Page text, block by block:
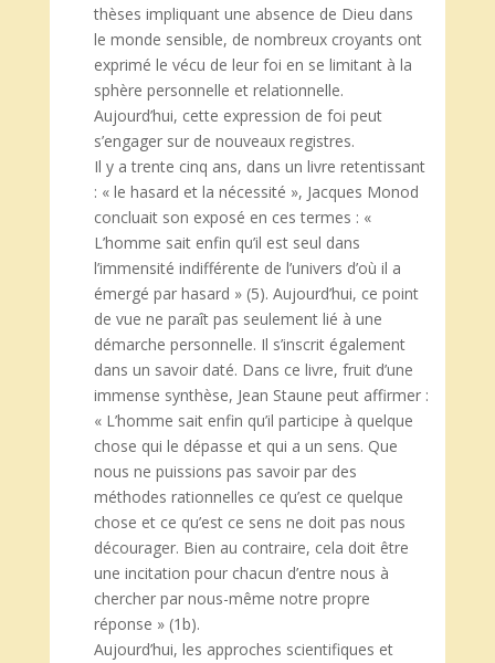
thèses impliquant une absence de Dieu dans
le monde sensible, de nombreux croyants ont
exprimé le vécu de leur foi en se limitant à la
sphère personnelle et relationnelle.
Aujourd’hui, cette expression de foi peut
s’engager sur de nouveaux registres.
Il y a trente cinq ans, dans un livre retentissant
: « le hasard et la nécessité », Jacques Monod
concluait son exposé en ces termes : «
L’homme sait enfin qu’il est seul dans
l’immensité indifférente de l’univers d’où il a
émergé par hasard » (5). Aujourd’hui, ce point
de vue ne paraît pas seulement lié à une
démarche personnelle. Il s’inscrit également
dans un savoir daté. Dans ce livre, fruit d’une
immense synthèse, Jean Staune peut affirmer :
« L’homme sait enfin qu’il participe à quelque
chose qui le dépasse et qui a un sens. Que
nous ne puissions pas savoir par des
méthodes rationnelles ce qu’est ce quelque
chose et ce qu’est ce sens ne doit pas nous
décourager. Bien au contraire, cela doit être
une incitation pour chacun d’entre nous à
chercher par nous-même notre propre
réponse » (1b).
Aujourd’hui, les approches scientifiques et